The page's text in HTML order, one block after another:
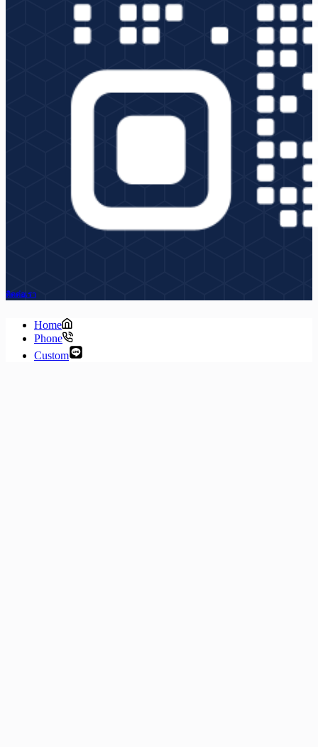
ติดต่อเรา
Home
Phone
Custom